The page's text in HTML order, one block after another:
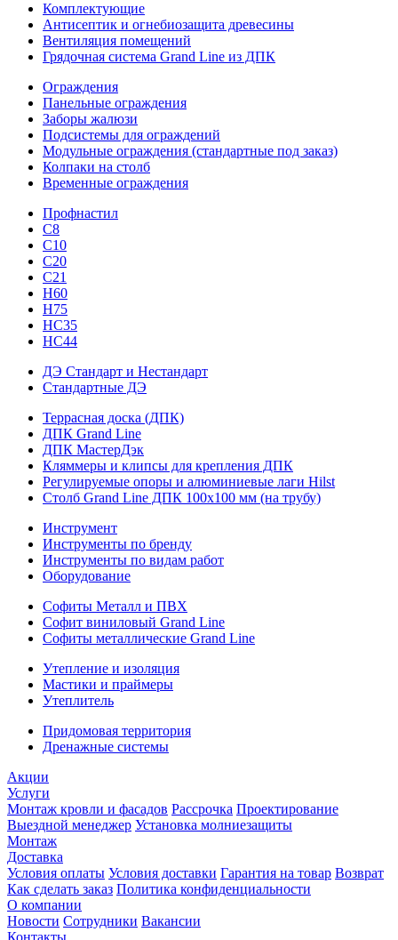
Комплектующие
Антисептик и огнебиозащита древесины
Вентиляция помещений
Грядочная система Grand Line из ДПК
Ограждения
Панельные ограждения
Заборы жалюзи
Подсистемы для ограждений
Модульные ограждения (стандартные под заказ)
Колпаки на столб
Временные ограждения
Профнастил
С8
С10
С20
С21
H60
H75
HС35
НС44
ДЭ Стандарт и Нестандарт
Стандартные ДЭ
Террасная доска (ДПК)
ДПК Grand Line
ДПК МастерДэк
Кляммеры и клипсы для крепления ДПК
Регулируемые опоры и алюминиевые лаги Hilst
Столб Grand Line ДПК 100х100 мм (на трубу)
Инструмент
Инструменты по бренду
Инструменты по видам работ
Оборудование
Софиты Металл и ПВХ
Софит виниловый Grand Line
Софиты металлические Grand Line
Утепление и изоляция
Мастики и праймеры
Утеплитель
Придомовая территория
Дренажные системы
Акции
Услуги
Монтаж кровли и фасадов Рассрочка Проектирование
Выездной менеджер Установка молниезащиты
Монтаж
Доставка
Условия оплаты Условия доставки Гарантия на товар Возврат
Как сделать заказ Политика конфиденциальности
О компании
Новости Сотрудники Вакансии
Контакты